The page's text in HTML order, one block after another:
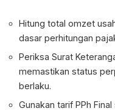
Hitung total omzet
dasar perhitungan
Periksa Surat
memastikan status
berlaku.
Gunakan tarif PPh